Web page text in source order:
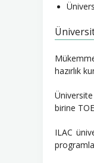
hazırlık
birine
ILAC